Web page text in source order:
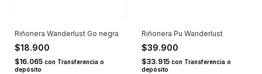
Riñonera Wanderlust Go negra
$18.900
$16.065 con Transferencia o
depósito
Riñonera Pu Wanderlust
$39.900
$33.915 con Transferencia o
depósito